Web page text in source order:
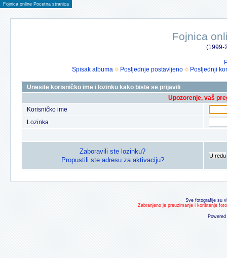
Fojnica online Pocetna stranica
Fojnica
(1999-
Spisak albuma
Posljednje postavljeno Posljednji
Unesite korisničko ime i lozinku kako biste se prijavili
Upozorenje, vaš
Korisničko ime
Lozinka
Zaboravili ste lozinku?
Propustili ste adresu za aktivaciju?
U redu
Sve fotografije su
Zabranjeno je preuzimanje i korištenje